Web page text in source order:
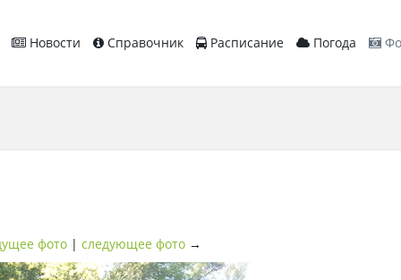
Новости Справочник Расписание Погода
фото| следующее фото→